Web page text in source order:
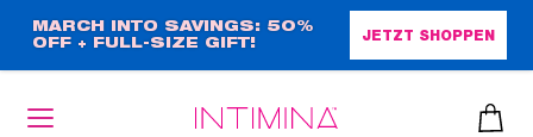
zum
Inhalt
MARCH INTO SAVINGS: 50%
OFF + FULL-SIZE GIFT!
JETZT SHOPPEN